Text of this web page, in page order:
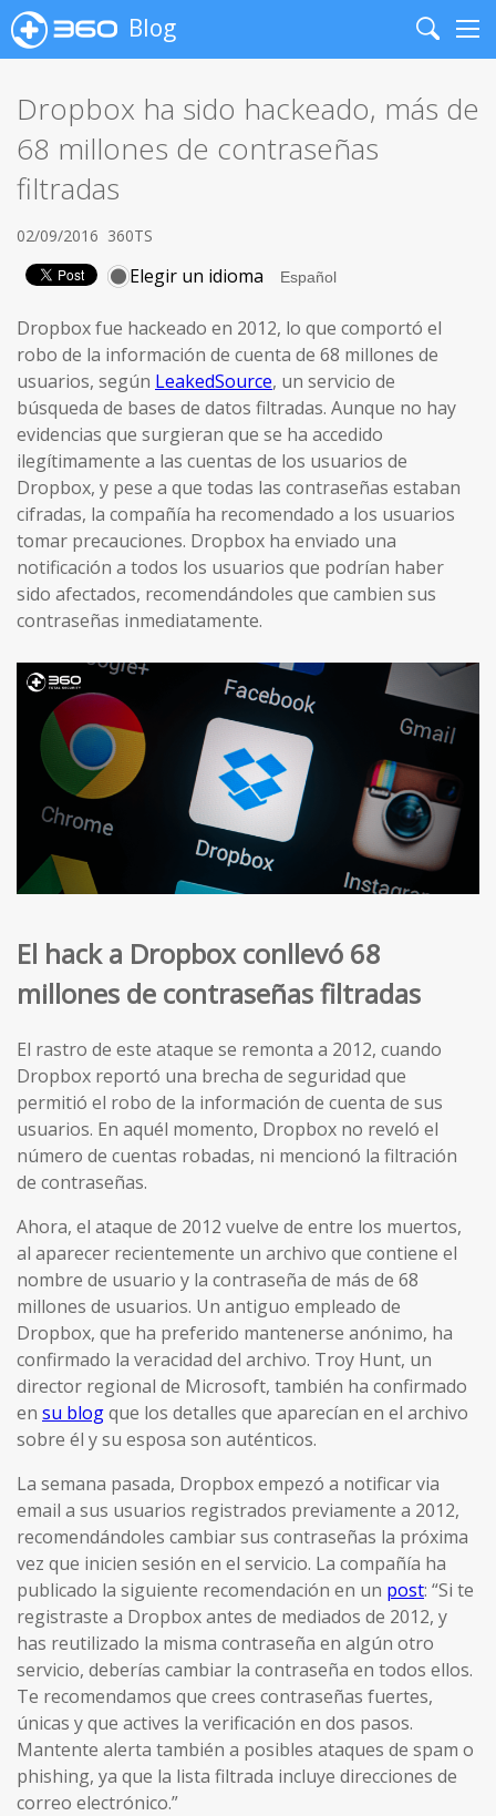
Blog
Search
Dropbox ha sido hackeado, más de
68 millones de contraseñas
filtradas
02/09/2016 360TS
Elegir un idioma
Dropbox fue hackeado en 2012, lo que comportó el
robo de la información de cuenta de 68 millones de
usuarios, según LeakedSource, un servicio de
búsqueda de bases de datos filtradas. Aunque no hay
evidencias que surgieran que se ha accedido
ilegítimamente a las cuentas de los usuarios de
Dropbox, y pese a que todas las contraseñas estaban
cifradas, la compañía ha recomendado a los usuarios
tomar precauciones. Dropbox ha enviado una
notificación a todos los usuarios que podrían haber
sido afectados, recomendándoles que cambien sus
contraseñas inmediatamente.
El hack a Dropbox conllevó 68
millones de contraseñas filtradas
El rastro de este ataque se remonta a 2012, cuando
Dropbox reportó una brecha de seguridad que
permitió el robo de la información de cuenta de sus
usuarios. En aquél momento, Dropbox no reveló el
número de cuentas robadas, ni mencionó la filtración
de contraseñas.
Ahora, el ataque de 2012 vuelve de entre los muertos,
al aparecer recientemente un archivo que contiene el
nombre de usuario y la contraseña de más de 68
millones de usuarios. Un antiguo empleado de
Dropbox, que ha preferido mantenerse anónimo, ha
confirmado la veracidad del archivo. Troy Hunt, un
director regional de Microsoft, también ha confirmado
en su blogque los detalles que aparecían en el archivo
sobre él y su esposa son auténticos.
La semana pasada, Dropbox empezó a notificar via
email a sus usuarios registrados previamente a 2012,
recomendándoles cambiar sus contraseñas la próxima
vez que inicien sesión en el servicio. La compañía ha
publicado la siguiente recomendación en un post: “Si te
registraste a Dropbox antes de mediados de 2012, y
has reutilizado la misma contraseña en algún otro
servicio, deberías cambiar la contraseña en todos ellos.
Te recomendamos que crees contraseñas fuertes,
únicas y que actives la verificación en dos pasos.
Mantente alerta también a posibles ataques de spam o
phishing, ya que la lista filtrada incluye direcciones de
correo electrónico.”